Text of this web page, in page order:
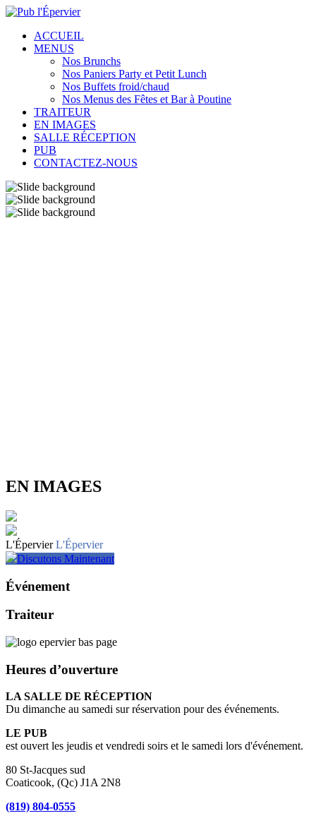
ACCUEIL
MENUS
Nos Brunchs
Nos Paniers Party et Petit Lunch
Nos Buffets froid/chaud
Nos Menus des Fêtes et Bar à Poutine
TRAITEUR
EN IMAGES
SALLE RÉCEPTION
PUB
CONTACTEZ-NOUS
EN IMAGES
L'Épervier L'Épervier
Discutons Maintenant
Événement
Traiteur
Heures d’ouverture
LA SALLE DE RÉCEPTION
Du dimanche au samedi sur réservation pour des événements.
LE PUB
est ouvert les jeudis et vendredi soirs et le samedi lors d'événement.
80 St-Jacques sud
Coaticook, (Qc) J1A 2N8
(819) 804-0555